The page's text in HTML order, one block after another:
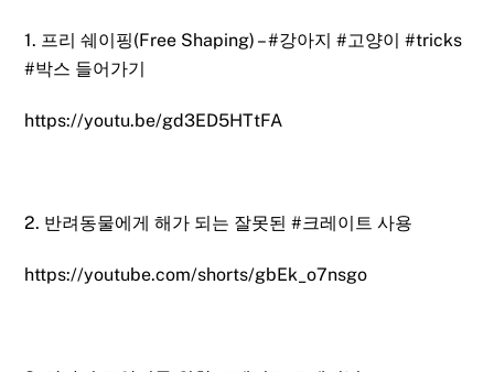
1. 프리 쉐이핑(Free Shaping) –#강아지 #고양이 #tricks
#박스 들어가기
https://youtu.be/gd3ED5HTtFA
2. 반려동물에게 해가 되는 잘못된#크레이트 사용
https://youtube.com/shorts/gbEk_o7nsgo